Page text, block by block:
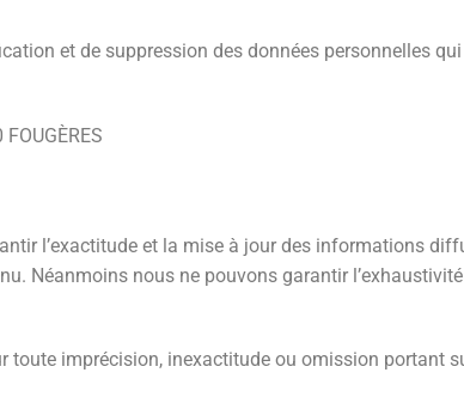
et de suppression des données personnelles
l’exactitude et la mise à jour des informations
Néanmoins nous ne pouvons garantir
toute imprécision, inexactitude ou omission portant